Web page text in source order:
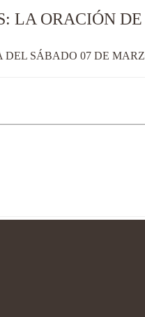
LA ORACIÓN
SÁBADO 07 DE